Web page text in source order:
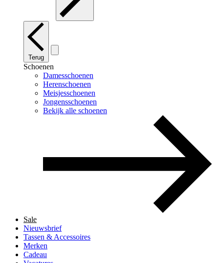
Terug
Schoenen
Damesschoenen
Herenschoenen
Meisjesschoenen
Jongensschoenen
Bekijk alle schoenen
Sale
Nieuwsbrief
Tassen & Accessoires
Merken
Cadeau